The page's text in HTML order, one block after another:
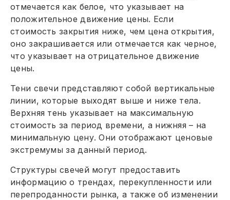
отмечается как белое, что указывает на
положительное движение цены. Если
стоимость закрытия ниже, чем цена открытия,
оно закрашивается или отмечается как черное,
что указывает на отрицательное движение
цены.
Тени свечи представляют собой вертикальные
линии, которые выходят выше и ниже тела.
Верхняя тень указывает на максимальную
стоимость за период времени, а нижняя – на
минимальную цену. Они отображают ценовые
экстремумы за данный период.
Структуры свечей могут предоставить
информацию о трендах, перекупленности или
перепроданности рынка, а также об изменении